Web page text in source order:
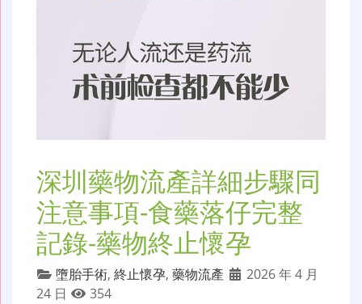
深圳藥物流產詳細步驟同
注意事項-食藥落仔完整
記錄-藥物終止懷孕
墮胎手術, 終止懷孕, 藥物流產
2026 年 4 月
24 日
354